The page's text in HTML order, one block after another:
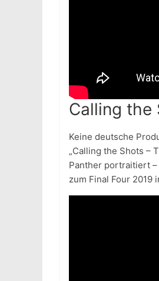
Calling the
Keine deutsche
„Calling the Shots –
Panther portraitiert
zum Final Four 2019